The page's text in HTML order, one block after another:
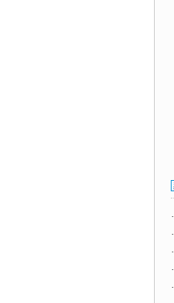
·
·
·
·
·